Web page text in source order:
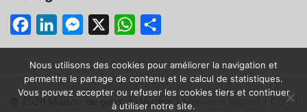
a
c
e
i
n
k
e
s
s
W
h
a
t
s
a
r
t
a
© 2026 Maison de pays du Verdon |Mentions légales CGV|
Nous utilisons des cookies pour améliorer la navigation et
permettre le partage de contenu et le calcul de statistiques.
Vous pouvez accepter ou refuser les cookies tiers et continuer
à utiliser notre site.